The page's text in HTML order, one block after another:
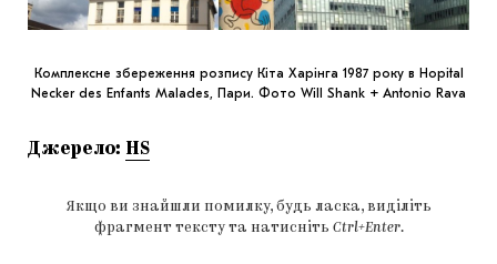
Комплексне збереження розпису Кіта Харінга 1987 року в Hopital
Necker des Enfants Malades, Пари. Фото Will Shank + Antonio Rava
Джерело: HS
Якщо ви знайшли помилку, будь ласка, виділіть
фрагмент тексту та натисніть Ctrl+Enter.